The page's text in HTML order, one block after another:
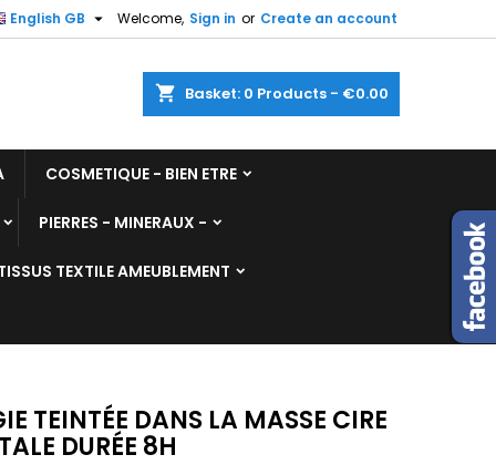
Welcome, Sign in or Create an account
English GB 
shopping_cart Basket: 0 Products - €0.00
COSMETIQUE - BIEN ETRE
PIERRES - MINERAUX -
TEXTILE AMEUBLEMENT
TEINTÉE DANS LA MASSE CIRE
DURÉE 8H